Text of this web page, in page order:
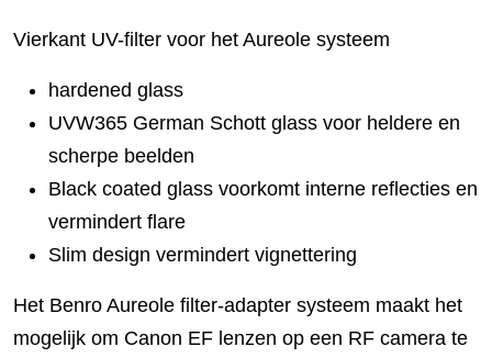
Vierkant UV-filter voor het Aureole systeem
hardened glass
UVW365 German Schott glass voor heldere en
scherpe beelden
Black coated glass voorkomt interne reflecties en
vermindert flare
Slim design vermindert vignettering
Het Benro Aureole filter-adapter systeem maakt het
mogelijk om Canon EF lenzen op een RF camera te